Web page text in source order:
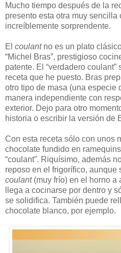
Mucho tiempo después de la
presento esta otra muy
increíblemente sorprendente.
El coulantno es un plato
“Michel Bras”, prestigioso
patente. El “verdadero coulant”
receta que he puesto. Bras
otro tipo de masa (una especie
manera independiente con
exterior. Dejo para otro
historia o escribir la versión de
Con esta receta sólo con unos
chocolate fundido en
“coulant”. Riquísimo, además
reposo en el frigorífico, aunque
coulant(muy frío) en el horno a
llega a cocinarse por dentro y
se solidifica. También puede
chocolate blanco, por ejemplo.